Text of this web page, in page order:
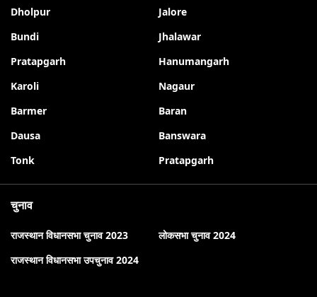
Dholpur
Jalore
Bundi
Jhalawar
Pratapgarh
Hanumangarh
Karoli
Nagaur
Barmer
Baran
Dausa
Banswara
Tonk
Pratapgarh
चुनाव
राजस्थान विधानसभा चुनाव 2023
लोकसभा चुनाव 2024
राजस्थान विधानसभा उपचुनाव 2024